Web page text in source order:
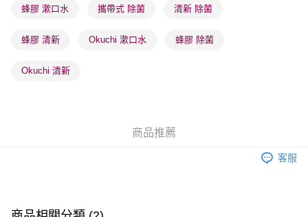
每筆HK$65.00，滿HK$300.00或以上免運費
(香港門市) 只顯示可選門市。確認發貨後2-5個工作天到店，3天內
每筆HK$20.00，滿HK$100.00或以上免運費
蜂膠 漱口水 攜帶式 除菌 清新 除菌
蜂膠 清新 Okuchi 漱口水 蜂膠 除菌
Okuchi 清新
商品推薦
客服